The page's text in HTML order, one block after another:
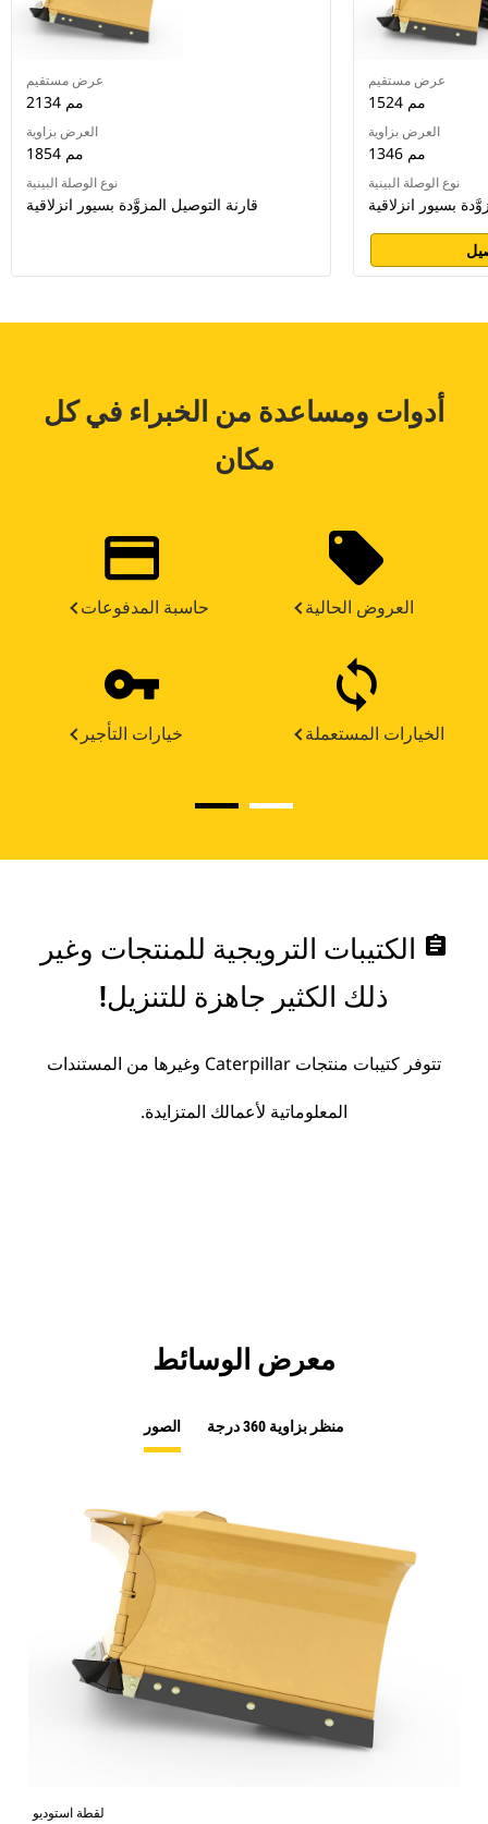
عرض مستقيم
2134 مم
العرض بزاوية
1854 مم
نوع الوصلة البينية
قارنة التوصيل المزوَّدة بسيور انزلاقية
عرض مستقيم
1524 مم
العرض بزاوية
1346 مم
نوع الوصلة البينية
بسيور انزلاقية
أدوات ومساعدة من الخبراء في كل
مكان
حاسبة المدفوعات العروض الحالية
خيارات التأجير الخيارات المستعملة
assignment الكتيبات الترويجية للمنتجات وغير
ذلك الكثير جاهزة للتنزيل!
تتوفر كتيبات منتجات Caterpillar وغيرها من المستندات
المعلوماتية لأعمالك المتزايدة.
معرض الوسائط
الصور منظر بزاوية 360 درجة
لقطة استوديو